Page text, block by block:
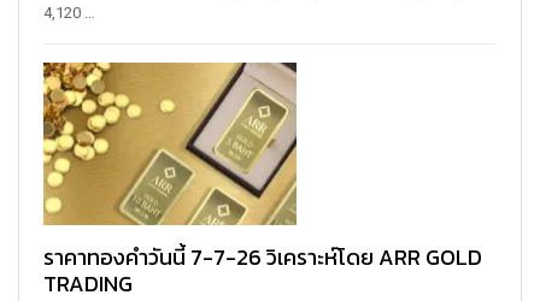
4,120 …
ราคาทองคำวันนี้ 7-7-26 วิเคราะห์โดย ARR GOLD
TRADING